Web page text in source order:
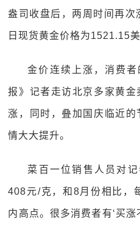
盎司收盘后，两周时间再
日现货黄金价格为1521.15美
金价连续上涨，消费
报》记者走访北京多家黄
涨，同时，叠加国庆临近
情大大提升。
菜百一位销售人员对
408元/克，和8月份相比，
内高点。很多消费者有‘买